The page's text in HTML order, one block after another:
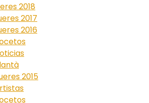
2018
2017
2016
2015